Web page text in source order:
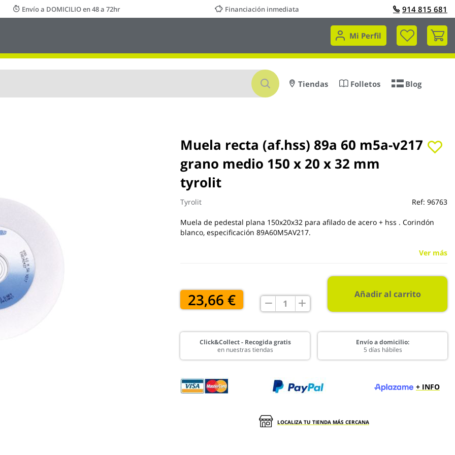
Envío a DOMICILIO en 48 a 72hr Financiación inmediata 914 815 681
Mi Perfil
Mi
Buscar
Tiendas Folletos Blog
Muela recta (af.hss) 89a 60 m5a-v217
grano medio 150 x 20 x 32 mm
tyrolit
Tyrolit Ref: 96763
Muela de pedestal plana 150x20x32 para afilado de acero + hss . Corindón
blanco, especificación 89A60M5AV217.
Ver más
23,66 € Añadir al carrito
Click&Collect - Recogida gratis
en nuestras tiendas
Envío a domicilio:
5 días hábiles
+ INFO
LOCALIZA TU TIENDA MÁS CERCANA